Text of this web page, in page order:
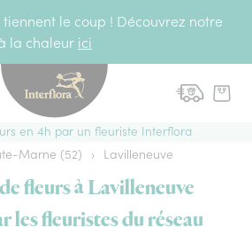
tiennent le coup ! Découvrez notre
la chaleur ici
en 4h par un fleuriste Interflora
Marne (52) › Lavilleneuve
fleurs à Lavilleneuve
les fleuristes du réseau